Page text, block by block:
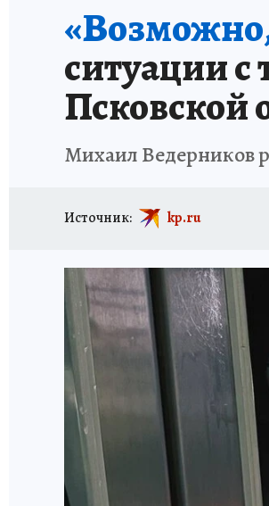
ситуации с
Псковской
Михаил Ведерников
Источник: kp.ru